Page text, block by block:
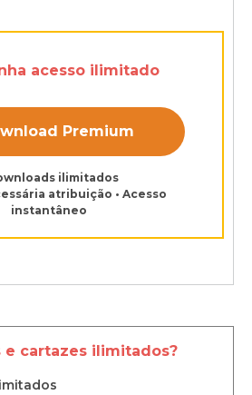
acesso ilimitado
Premium
ilimitados
atribuição • Acesso
instantâneo
e cartazes ilimitados?